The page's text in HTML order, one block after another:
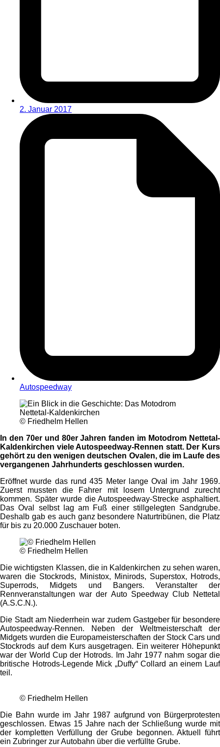
2. Januar 2017
Autospeedway
© Friedhelm Hellen
In den 70er und 80er Jahren fanden im Motodrom Nettetal-
Kaldenkirchen viele Autospeedway-Rennen statt. Der Kurs
gehört zu den wenigen deutschen Ovalen, die im Laufe des
vergangenen Jahrhunderts geschlossen wurden.
Eröffnet wurde das rund 435 Meter lange Oval im Jahr 1969.
Zuerst mussten die Fahrer mit losem Untergrund zurecht
kommen. Später wurde die Autospeedway-Strecke asphaltiert.
Das Oval selbst lag am Fuß einer stillgelegten Sandgrube.
Deshalb gab es auch ganz besondere Naturtribünen, die Platz
für bis zu 20.000 Zuschauer boten.
© Friedhelm Hellen
Die wichtigsten Klassen, die in Kaldenkirchen zu sehen waren,
waren die Stockrods, Ministox, Minirods, Superstox, Hotrods,
Superrods, Midgets und Bangers. Veranstalter der
Rennveranstaltungen war der Auto Speedway Club Nettetal
(A.S.C.N.).
Die Stadt am Niederrhein war zudem Gastgeber für besondere
Autospeedway-Rennen. Neben der Weltmeisterschaft der
Midgets wurden die Europameisterschaften der Stock Cars und
Stockrods auf dem Kurs ausgetragen. Ein weiterer Höhepunkt
war der World Cup der Hotrods. Im Jahr 1977 nahm sogar die
britische Hotrods-Legende Mick „Duffy“ Collard an einem Lauf
teil.
© Friedhelm Hellen
Die Bahn wurde im Jahr 1987 aufgrund von Bürgerprotesten
geschlossen. Etwas 15 Jahre nach der Schließung wurde mit
der kompletten Verfüllung der Grube begonnen. Aktuell führt
ein Zubringer zur Autobahn über die verfüllte Grube.